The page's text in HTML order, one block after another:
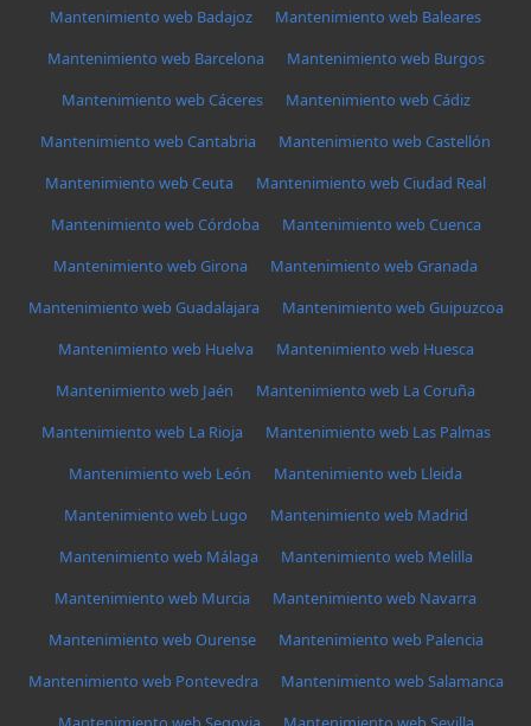
Mantenimiento web Badajoz
Mantenimiento web Baleares
Mantenimiento web Barcelona
Mantenimiento web Burgos
Mantenimiento web Cáceres
Mantenimiento web Cádiz
Mantenimiento web Cantabria
Mantenimiento web Castellón
Mantenimiento web Ceuta
Mantenimiento web Ciudad Real
Mantenimiento web Córdoba
Mantenimiento web Cuenca
Mantenimiento web Girona
Mantenimiento web Granada
Mantenimiento web Guadalajara
Mantenimiento web Guipuzcoa
Mantenimiento web Huelva
Mantenimiento web Huesca
Mantenimiento web Jaén
Mantenimiento web La Coruña
Mantenimiento web La Rioja
Mantenimiento web Las Palmas
Mantenimiento web León
Mantenimiento web Lleida
Mantenimiento web Lugo
Mantenimiento web Madrid
Mantenimiento web Málaga
Mantenimiento web Melilla
Mantenimiento web Murcia
Mantenimiento web Navarra
Mantenimiento web Ourense
Mantenimiento web Palencia
Mantenimiento web Pontevedra
Mantenimiento web Salamanca